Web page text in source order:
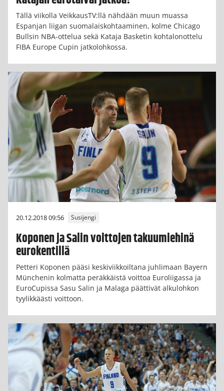
Tällä viikolla VeikkausTV:llä nähdään muun muassa
Espanjan liigan suomalaiskohtaaminen, kolme Chicago
Bullsin NBA-ottelua sekä Kataja Basketin kohtalonottelu
FIBA Europe Cupin jatkolohkossa.
20.12.2018 09:56 Susijengi
Koponen ja Salin voittojen takuumiehinä
eurokentillä
Petteri Koponen pääsi keskiviikkoiltana juhlimaan Bayern
Münchenin kolmatta peräkkäistä voittoa Euroliigassa ja
EuroCupissa Sasu Salin ja Malaga päättivät alkulohkon
tyylikkäästi voittoon.